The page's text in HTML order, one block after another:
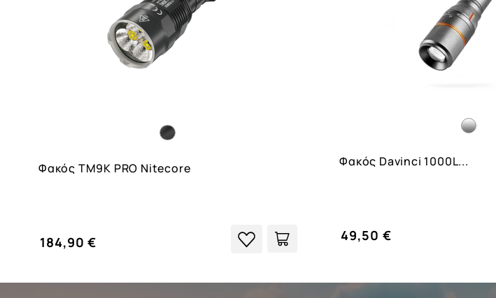
Φακός TM9K PRO Nitecore
184,90 €
Φακός Davinci 1000L...
49,50 €